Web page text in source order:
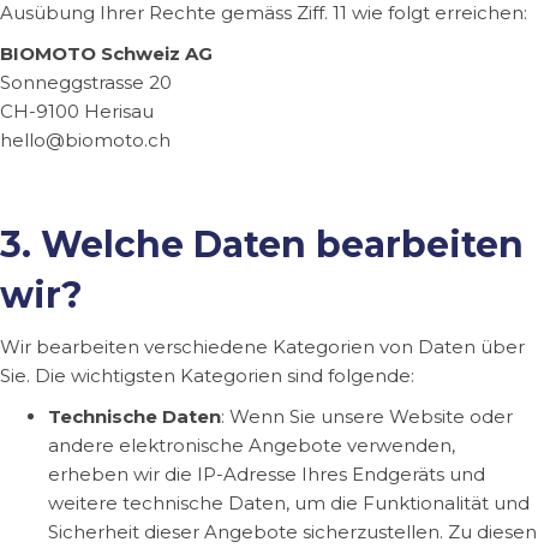
Ausübung Ihrer Rechte gemäss Ziff. 11 wie folgt erreichen:
BIOMOTO Schweiz AG
Sonneggstrasse 20
CH-9100 Herisau
hello@biomoto.ch
3. Welche Daten bearbeiten
wir?
Wir bearbeiten verschiedene Kategorien von Daten über
Sie. Die wichtigsten Kategorien sind folgende:
Technische Daten: Wenn Sie unsere Website oder
andere elektronische Angebote verwenden,
erheben wir die IP-Adresse Ihres Endgeräts und
weitere technische Daten, um die Funktionalität und
Sicherheit dieser Angebote sicherzustellen. Zu diesen